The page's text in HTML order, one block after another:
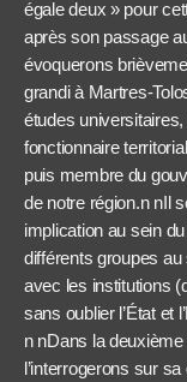
égale deux » pour
après son passage
évoquerons
grandi à Martres-
études
fonctionnaire
puis membre du
de notre région.n nIl
implication au sein
différents groupes au
avec les institutions
sans oublier l’État et
n nDans la
l’interrogerons sur